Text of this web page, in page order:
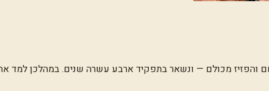
22 וגילם את הבן הצעיר, החם והפזיז מכולם — ונשאר בתפקיד ארבע עשרה